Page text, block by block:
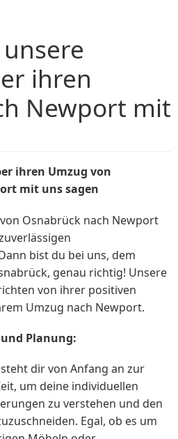
ihren
Newport mit
ihren Umzug von
mit uns sagen
Osnabrück nach Newport
bist du bei uns, dem
genau richtig! Unsere
von ihrer positiven
Umzug nach Newport.
Planung:
dir von Anfang an zur
um deine individuellen
zu verstehen und den
Egal, ob es um